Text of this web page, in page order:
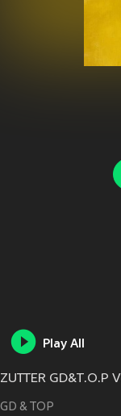
Play All
ZUTTER GD&T.O.P
GD & TOP